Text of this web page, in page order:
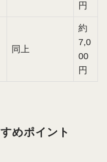
円
同上
約
7,0
00
円
めポイント